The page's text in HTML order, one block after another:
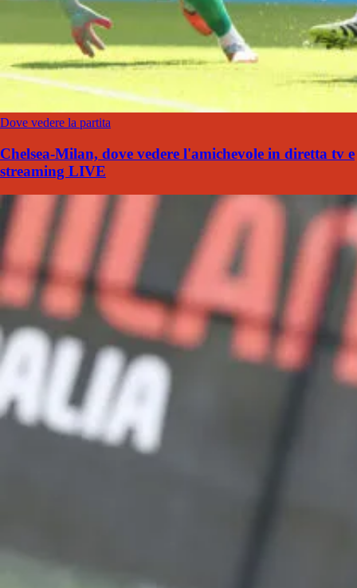
Dove vedere la partita
Chelsea-Milan, dove vedere l'amichevole in diretta tv e
streaming LIVE